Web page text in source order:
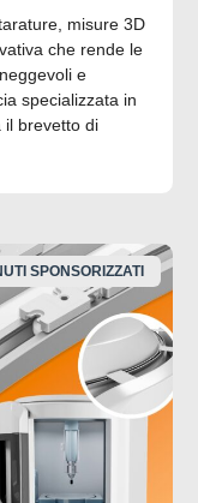
misure 3D
che rende le
e
specializzata in
il brevetto di
SPONSORIZZATI